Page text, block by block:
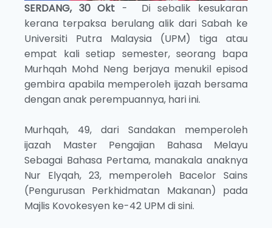
SERDANG, 30 Okt - Di sebalik kesukaran
kerana terpaksa berulang alik dari Sabah ke
Universiti Putra Malaysia (UPM) tiga atau
empat kali setiap semester, seorang bapa
Murhqah Mohd Neng berjaya menukil episod
gembira apabila memperoleh ijazah bersama
dengan anak perempuannya, hari ini.
Murhqah, 49, dari Sandakan memperoleh
ijazah Master Pengajian Bahasa Melayu
Sebagai Bahasa Pertama, manakala anaknya
Nur Elyqah, 23, memperoleh Bacelor Sains
(Pengurusan Perkhidmatan Makanan) pada
Majlis Kovokesyen ke-42 UPM di sini.